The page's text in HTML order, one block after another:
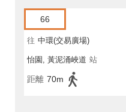
66
往 中環(交易廣場)
怡園, 黃泥涌峽道 站
距離 70m